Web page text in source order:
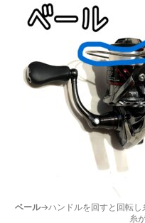
ベール→ハンドルを回すと回転し
糸